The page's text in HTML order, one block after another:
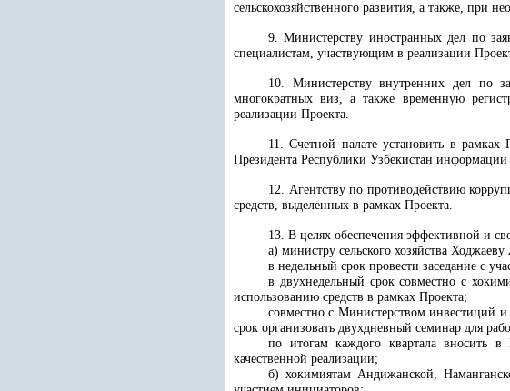
сельскохозяйственного развития, а также, при
9. Министерству иностранных дел по
специалистам, участвующим в реализации
10. Министерству внутренних дел по
многократных виз, а также временную
реализации Проекта.
11. Счетной палате установить в
Президента Республики Узбекистан
12. Агентству по противодействию
средств, выделенных в рамках Проекта.
13. В целях обеспечения эффективной и
а) министру сельского хозяйства
в недельный срок провести заседание с
в двухнедельный срок совместно с
использованию средств в рамках Проекта;
совместно с Министерством инвестиций
срок организовать двухдневный семинар для
по итогам каждого квартала вносить
качественной реализации;
б) хокимиятам Андижанской,